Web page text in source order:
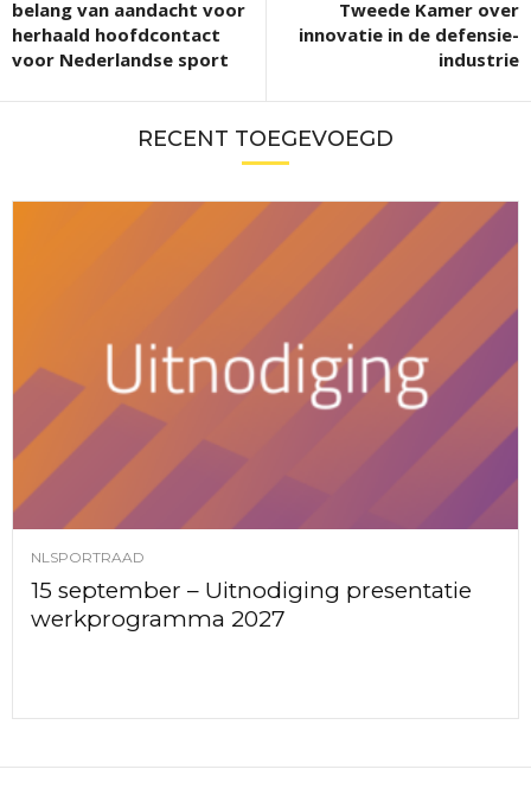
belang van aandacht voor
herhaald hoofdcontact
voor Nederlandse sport
Tweede Kamer over
innovatie in de defensie-
industrie
RECENT TOEGEVOEGD
NLSPORTRAAD
15 september – Uitnodiging presentatie
werkprogramma 2027